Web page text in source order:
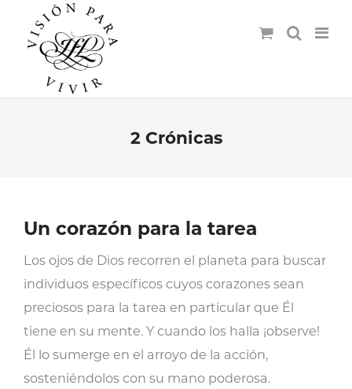
2 Crónicas
Un corazón para la tarea
Los ojos de Dios recorren el planeta para buscar
individuos específicos cuyos corazones sean
preciosos para la tarea en particular que Él
tiene en su mente. Y cuando los halla ¡observe!
Él lo sumerge en el arroyo de la acción,
sosteniéndolos con su mano poderosa.